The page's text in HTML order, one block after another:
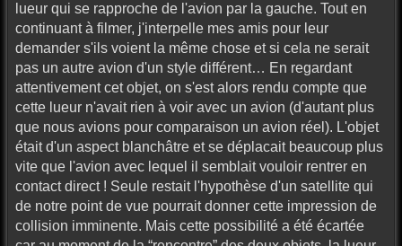
lueur qui se rapproche de l'avion par la gauche. Tout en
continuant à filmer, j'interpelle mes amis pour leur
demander s'ils voient la même chose et si cela ne serait
pas un autre avion d'un style différent… En regardant
attentivement cet objet, on s'est alors rendu compte que
cette lueur n'avait rien à voir avec un avion (d'autant plus
que nous avions pour comparaison un avion réel). L'objet
était d'un aspect blanchâtre et se déplacait beaucoup plus
vite que l'avion avec lequel il semblait vouloir rentrer en
contact direct ! Seule restait l'hypothèse d'un satellite qui
de notre point de vue pourrait donner cette impression de
collision imminente. Mais cette possibilité a été écartée